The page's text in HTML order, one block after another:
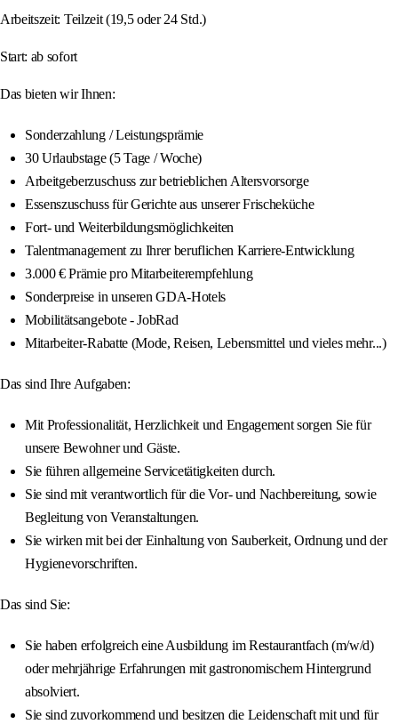
Arbeitszeit: Teilzeit (19,5 oder 24 Std.)
Start: ab sofort
Das bieten wir Ihnen:
Sonderzahlung / Leistungsprämie
30 Urlaubstage (5 Tage / Woche)
Arbeitgeberzuschuss zur betrieblichen Altersvorsorge
Essenszuschuss für Gerichte aus unserer Frischeküche
Fort- und Weiterbildungsmöglichkeiten
Talentmanagement zu Ihrer beruflichen Karriere-Entwicklung
3.000 € Prämie pro Mitarbeiterempfehlung
Sonderpreise in unseren GDA-Hotels
Mobilitätsangebote - JobRad
Mitarbeiter-Rabatte (Mode, Reisen, Lebensmittel und vieles mehr...)
Das sind Ihre Aufgaben:
Mit Professionalität, Herzlichkeit und Engagement sorgen Sie für
unsere Bewohner und Gäste.
Sie führen allgemeine Servicetätigkeiten durch.
Sie sind mit verantwortlich für die Vor- und Nachbereitung, sowie
Begleitung von Veranstaltungen.
Sie wirken mit bei der Einhaltung von Sauberkeit, Ordnung und der
Hygienevorschriften.
Das sind Sie:
Sie haben erfolgreich eine Ausbildung im Restaurantfach (m/w/d)
oder mehrjährige Erfahrungen mit gastronomischem Hintergrund
absolviert.
Sie sind zuvorkommend und besitzen die Leidenschaft mit und für